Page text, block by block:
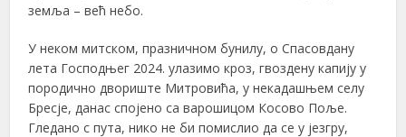
земља – већ небо.
У неком митском, празничном бунилу, о Спасовдану
лета Господњег 2024. улазимо кроз, гвоздену капију у
породично двориште Митровића, у некадашњем селу
Бресје, данас спојено са варошицом Косово Поље.
Гледано с пута, нико не би помислио да се у језгру,